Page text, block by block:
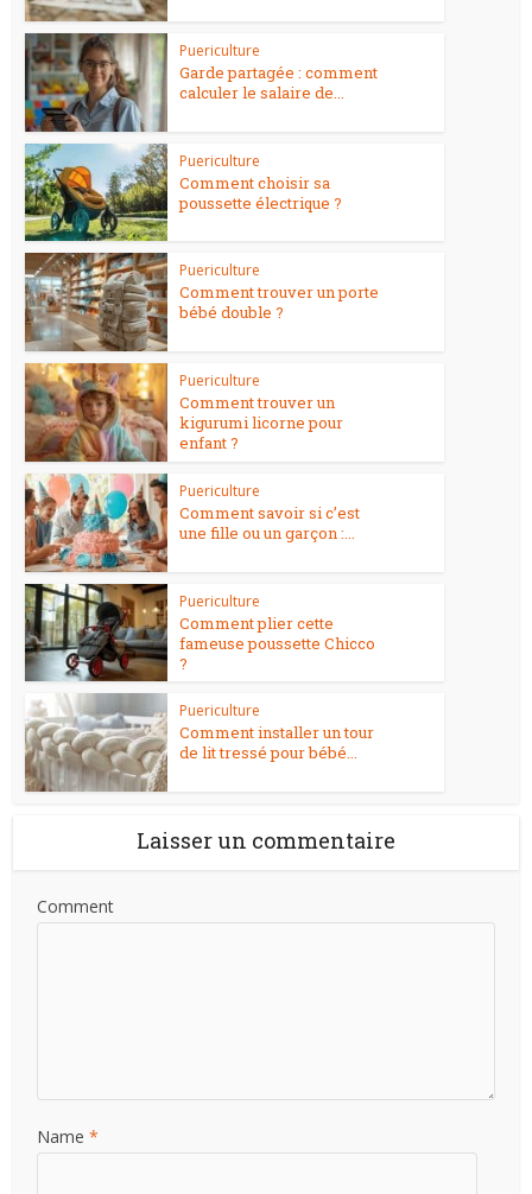
Puericulture
Garde partagée : comment
calculer le salaire de...
Puericulture
Comment choisir sa
poussette électrique ?
Puericulture
Comment trouver un porte
bébé double ?
Puericulture
Comment trouver un
kigurumi licorne pour
enfant ?
Puericulture
Comment savoir si c’est
une fille ou un garçon :...
Puericulture
Comment plier cette
fameuse poussette Chicco
?
Puericulture
Comment installer un tour
de lit tressé pour bébé...
Laisser un commentaire
Comment
Name *